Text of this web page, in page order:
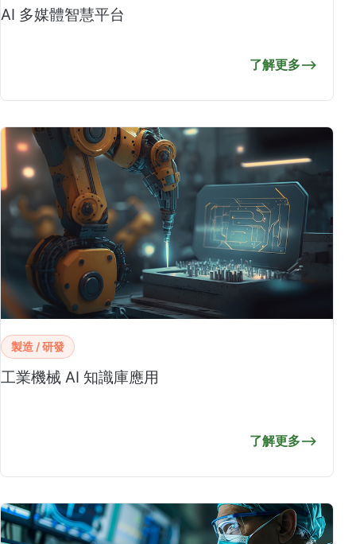
AI 多媒體智慧平台
了解更多⟶
製造 / 研發
工業機械 AI 知識庫應用
了解更多⟶